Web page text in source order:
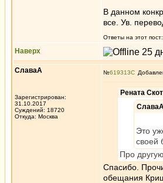
В данном
все. Ув.
Ответы на этот пост:
Наверх
СлаваА
Зарегистрирован:
31.10.2017
Суждений: 18720
Откуда: Москва
№619313
Рената Скот
Это
своей
Про
Спасибо.
обещания